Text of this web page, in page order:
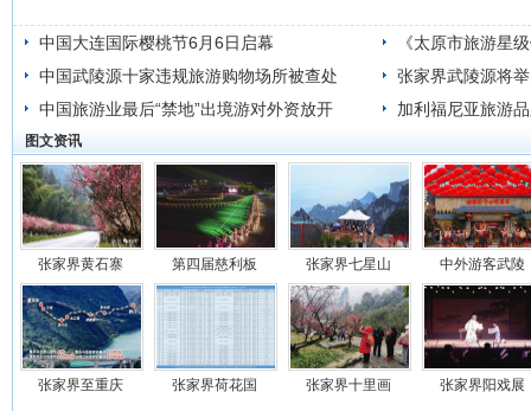
中国大连国际樱桃节6月6日启幕
《太原市旅游星
施
中国武陵源十家违规旅游购物场所被查处
张家界武陵源将
会
中国旅游业最后“禁地”出境游对外资放开 加利福尼亚旅游
图文资讯
张家界黄石寨 第四届慈利板 张家界七星山 中外游客武陵
张家界至重庆 张家界荷花国 张家界十里画 张家界阳戏展